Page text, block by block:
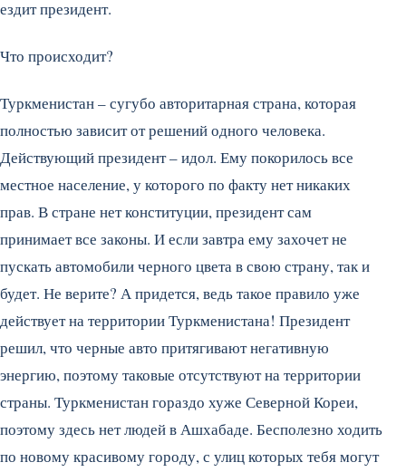
ездит президент.
Что происходит?
Туркменистан – сугубо авторитарная страна, которая
полностью зависит от решений одного человека.
Действующий президент – идол. Ему покорилось все
местное население, у которого по факту нет никаких
прав. В стране нет конституции, президент сам
принимает все законы. И если завтра ему захочет не
пускать автомобили черного цвета в свою страну, так и
будет. Не верите? А придется, ведь такое правило уже
действует на территории Туркменистана! Президент
решил, что черные авто притягивают негативную
энергию, поэтому таковые отсутствуют на территории
страны. Туркменистан гораздо хуже Северной Кореи,
поэтому здесь нет людей в Ашхабаде. Бесполезно ходить
по новому красивому городу, с улиц которых тебя могут